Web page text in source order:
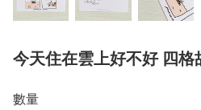
今天住在雲上好不好 四格
數量